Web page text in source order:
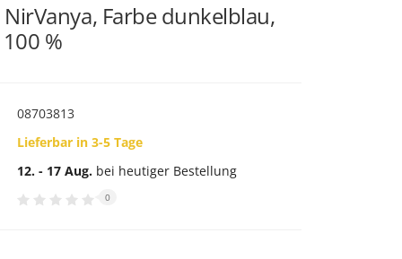
Farbe dunkelblau,
%
08703813
Lieferbar in 3-5 Tage
12. - 17 Aug. bei heutiger Bestellung
0